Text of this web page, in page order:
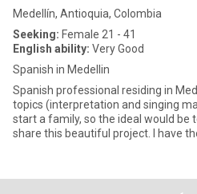
Medellín, Antioquia, Colombia
Seeking: Female 21 - 41
English ability: Very Good
Spanish in Medellin
Spanish professional residing in
topics (interpretation and singing
start a family, so the ideal would be
share this beautiful project. I have